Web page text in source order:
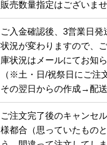
販売数量指定はございませ
ご入金確認後、3営業日発
状況が変わりますので、
庫状況はメールにてお知
（※土・日/祝祭日にご注
その翌日からの作成→配送
ご注文完了後のキャンセ
様都合（思っていたもの